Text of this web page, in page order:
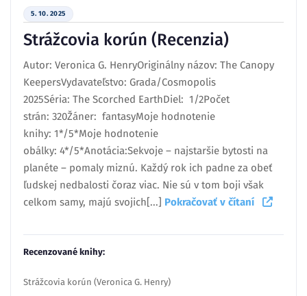
5. 10. 2025
Strážcovia korún (Recenzia)
Autor: Veronica G. HenryOriginálny názov: The Canopy
KeepersVydavateľstvo: Grada/Cosmopolis
2025Séria: The Scorched EarthDiel: 1/2Počet
strán: 320Žáner: fantasyMoje hodnotenie
knihy: 1*/5*Moje hodnotenie
obálky: 4*/5*Anotácia:Sekvoje – najstaršie bytosti na
planéte – pomaly miznú. Každý rok ich padne za obeť
ľudskej nedbalosti čoraz viac. Nie sú v tom boji však
celkom samy, majú svojich[...] Pokračovať v čítaní
Recenzované knihy:
Strážcovia korún (Veronica G. Henry)